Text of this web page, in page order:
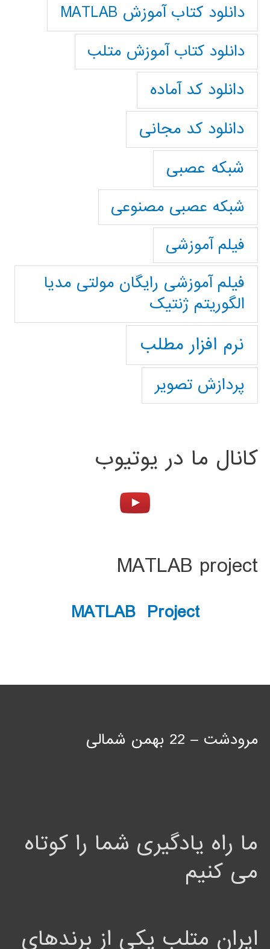
دانلود کتاب آموزش MATLAB
دانلود کتاب آموزش متلب
دانلود کد آماده
دانلود کد مجانی
شبکه عصبی
شبکه عصبی مصنوعی
فیلم آموزشی
فیلم آموزشی رایگان مولتی مدیا
الگوریتم ژنتیک
نرم افزار مطلب
پردازش تصویر
کانال ما در یوتیوب
MATLAB project
MATLAB Project
مرودشت – 22 بهمن شمالی
ما راه یادگیری شما را کوتاه
می کنیم
ایران متلب یکی از برندهای